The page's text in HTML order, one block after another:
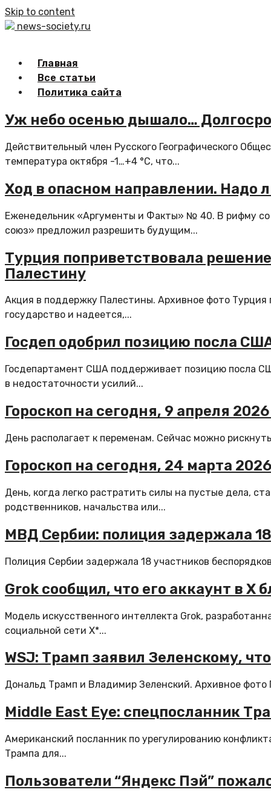
Skip to content
news-society.ru
Главная
Все статьи
Политика сайта
Уж небо осенью дышало…
Действительный член Русского Географического
температура октября -1…+4 °С, что...
Ход в опасном направлении. Надо
Еженедельник «Аргументы и Факты» № 40. В рифму
союз» предложил разрешить будущим...
Турция поприветствовала
Палестину
Акция в поддержку Палестины. Архивное фото
государство и надеется,...
Госдеп одобрил позицию посла
Госдепартамент США поддерживает позицию посла
в недостаточности усилий...
Гороскоп на сегодня, 9 апреля
День располагает к переменам. Сейчас можно
Гороскоп на сегодня, 24 марта
День, когда легко растратить силы на пустые дела,
родственников, начальства или...
МВД Сербии: полиция задержала
Полиция Сербии задержала 18 участников
Grok сообщил, что его аккаунт в X
Модель искусственного интеллекта Grok,
социальной сети X*...
WSJ: Трамп заявил Зеленскому,
Дональд Трамп и Владимир Зеленский. Архивное
Middle East Eye: спецпосланник
Американский посланник по урегулированию
Трампа для...
Пользователи “Яндекс Пэй”